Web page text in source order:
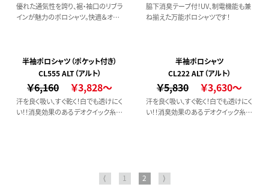
優れた通気性を誇り、裾・袖口のリブラ
インが魅力のポロシャツ。快適＆オシ
脇下消臭テープ付！UV、制電機能も兼
ね揃えた万能ポロシャツです！
半袖ポロシャツ（ポケット付き）
CL555 ALT（アルト）
￥6,160 ￥3,828～
汗を良く吸い、すぐ乾く！白でも透けにく
い！！消臭効果のあるデオクイック糸を
半袖ポロシャツ
CL222 ALT（アルト）
￥5,830 ￥3,630～
汗を良く吸い、すぐ乾く！白でも透けにく
い！！消臭効果のあるデオクイック糸を
⟨ 1 2 ⟩